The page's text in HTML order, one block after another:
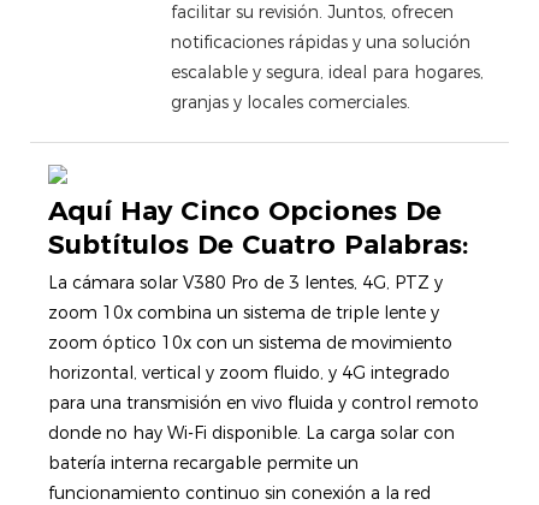
facilitar su revisión. Juntos, ofrecen
notificaciones rápidas y una solución
escalable y segura, ideal para hogares,
granjas y locales comerciales.
Aquí Hay Cinco Opciones De
Subtítulos De Cuatro Palabras:
La cámara solar V380 Pro de 3 lentes, 4G, PTZ y
zoom 10x combina un sistema de triple lente y
zoom óptico 10x con un sistema de movimiento
horizontal, vertical y zoom fluido, y 4G integrado
para una transmisión en vivo fluida y control remoto
donde no hay Wi-Fi disponible. La carga solar con
batería interna recargable permite un
funcionamiento continuo sin conexión a la red